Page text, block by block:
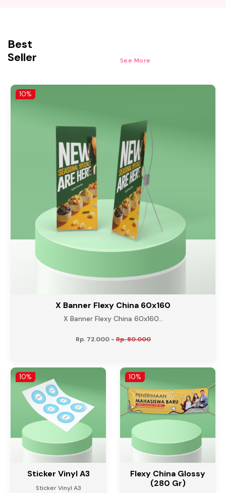
Best
Seller
See More
10%
X Banner Flexy China 60x160
X Banner Flexy China 60x160...
Rp. 72.000-Rp. 80.000
10%
Sticker Vinyl A3
Sticker Vinyl A3
10%
Flexy China Glossy
(280 Gr)